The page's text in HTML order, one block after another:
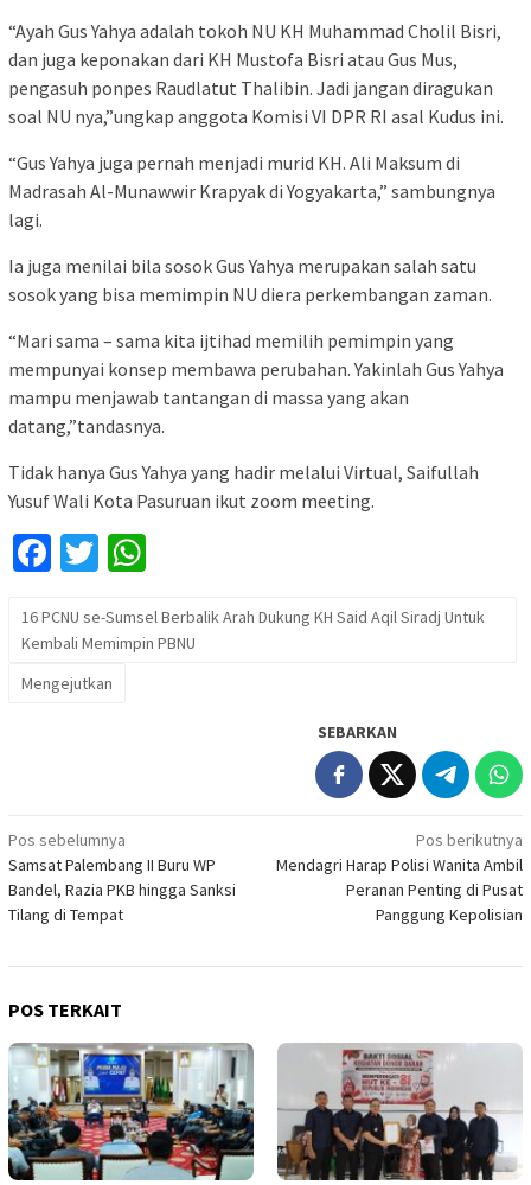
“Ayah Gus Yahya adalah tokoh NU KH Muhammad Cholil Bisri,
dan juga keponakan dari KH Mustofa Bisri atau Gus Mus,
pengasuh ponpes Raudlatut Thalibin. Jadi jangan diragukan
soal NU nya,”ungkap anggota Komisi VI DPR RI asal Kudus ini.
“Gus Yahya juga pernah menjadi murid KH. Ali Maksum di
Madrasah Al-Munawwir Krapyak di Yogyakarta,” sambungnya
lagi.
Ia juga menilai bila sosok Gus Yahya merupakan salah satu
sosok yang bisa memimpin NU diera perkembangan zaman.
“Mari sama – sama kita ijtihad memilih pemimpin yang
mempunyai konsep membawa perubahan. Yakinlah Gus Yahya
mampu menjawab tantangan di massa yang akan
datang,”tandasnya.
Tidak hanya Gus Yahya yang hadir melalui Virtual, Saifullah
Yusuf Wali Kota Pasuruan ikut zoom meeting.
Facebook
Twitter
16 PCNU se-Sumsel Berbalik Arah Dukung KH Said Aqil Siradj Untuk
Kembali Memimpin PBNU
Mengejutkan
SEBARKAN
Navigasi
pos
Pos sebelumnya
Samsat Palembang II Buru WP
Bandel, Razia PKB hingga Sanksi
Tilang di Tempat
Pos berikutnya
Mendagri Harap Polisi Wanita Ambil
Peranan Penting di Pusat
Panggung Kepolisian
POS TERKAIT